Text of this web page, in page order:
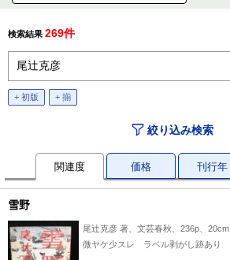
検索結果 269件
+ 初版 + 揃
絞り込み検索
関連度 価格 刊行年
雪野
尾辻克彦 著、文芸春秋、236p、20cm
微ヤケ少スレ ラベル剥がし跡あり